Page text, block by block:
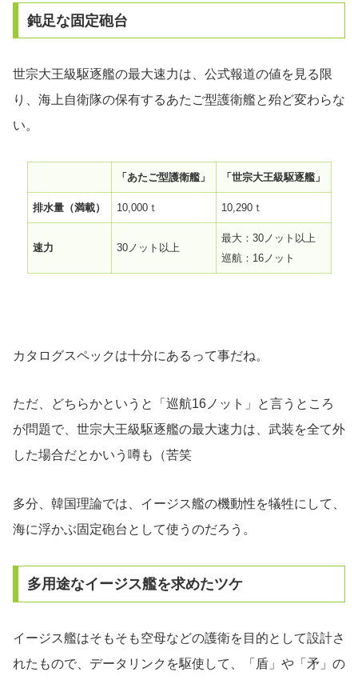
鈍足な固定砲台
世宗大王級駆逐艦の最大速力は、公式報道の値を見る限
り、海上自衛隊の保有するあたご型護衛艦と殆ど変わらな
い。
「あたご型護衛艦」 「世宗大王級駆逐艦」
排水量（満載） 10,000ｔ 10,290ｔ
速力 30ノット以上
最大：30ノット以上
巡航：16ノット
カタログスペックは十分にあるって事だね。
ただ、どちらかというと「巡航16ノット」と言うところ
が問題で、世宗大王級駆逐艦の最大速力は、武装を全て外
した場合だとかいう噂も（苦笑
多分、韓国理論では、イージス艦の機動性を犠牲にして、
海に浮かぶ固定砲台として使うのだろう。
多用途なイージス艦を求めたツケ
イージス艦はそもそも空母などの護衛を目的として設計さ
れたもので、データリンクを駆使して、「盾」や「矛」の